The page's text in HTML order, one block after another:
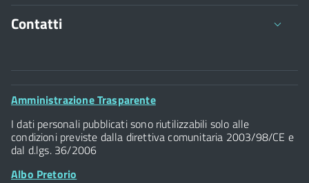
Contatti
Comune di Firenze
Palazzo Vecchio
Piazza della Signoria - 50122, Firenze
P.IVA 01307110484
Footer
Amministrazione Trasparente
I dati personali pubblicati sono riutilizzabili solo alle
condizioni previste dalla direttiva comunitaria 2003/98/CE e
dal d.lgs. 36/2006
Albo Pretorio